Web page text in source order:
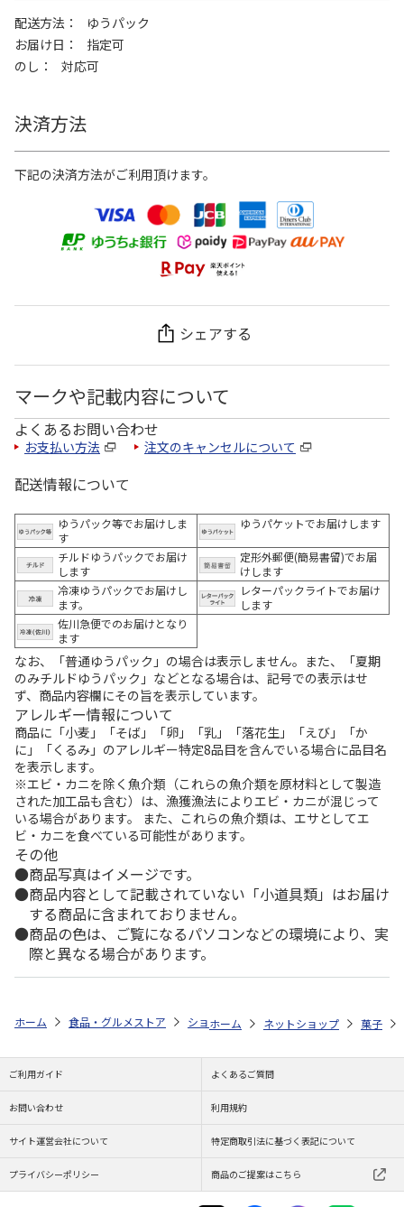
配送方法
ゆうパック
お届け日
指定可
のし
対応可
決済方法
下記の決済方法がご利用頂けます。
シェアする
マークや記載内容について
よくあるお問い合わせ
お支払い方法 注文のキャンセルについて
配送情報について
ゆうパック等でお届けしま
す
ゆうパケットでお届けします
チルドゆうパックでお届け
します
定形外郵便(簡易書留)でお届
けします
冷凍ゆうパックでお届けし
ます。
レターパックライトでお届け
します
佐川急便でのお届けとなり
ます
なお、「普通ゆうパック」の場合は表示しません。また、「夏期
のみチルドゆうパック」などとなる場合は、記号での表示はせ
ず、商品内容欄にその旨を表示しています。
アレルギー情報について
商品に「小麦」「そば」「卵」「乳」「落花生」「えび」「か
に」「くるみ」のアレルギー特定8品目を含んでいる場合に品目名
を表示します。
※エビ・カニを除く魚介類（これらの魚介類を原材料として製造
された加工品も含む）は、漁獲漁法によりエビ・カニが混じって
いる場合があります。 また、これらの魚介類は、エサとしてエ
ビ・カニを食べている可能性があります。
その他
商品写真はイメージです。
商品内容として記載されていない「小道具類」はお届け
する商品に含まれておりません。
商品の色は、ご覧になるパソコンなどの環境により、実
際と異なる場合があります。
ホーム 食品・グルメストア ショップ一覧 恵那栗工房 良平堂
ホーム ネットショップ 菓子
ご利用ガイド よくあるご質問
お問い合わせ 利用規約
サイト運営会社について 特定商取引法に基づく表記について
プライバシーポリシー 商品のご提案はこちら